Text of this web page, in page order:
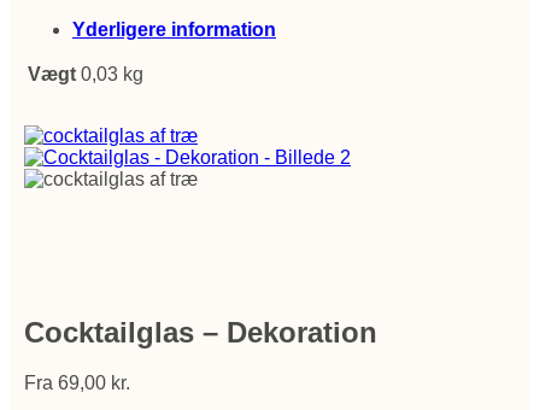
Yderligere information
Vægt 0,03 kg
Cocktailglas – Dekoration
Fra 69,00 kr.